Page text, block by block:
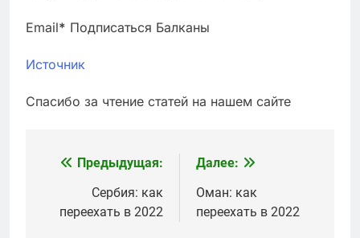
Email* Подписаться Балканы
Источник
Спасибо за чтение статей на нашем сайте
Навигация
записям
Предыдущая:
Сербия: как
переехать в 2022
Далее:
Оман: как
переехать в 2022